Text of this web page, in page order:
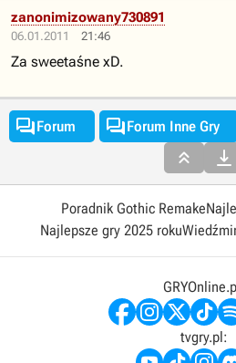
06.01.2011 21:46
zanonimizowany730891
Za sweetaśne xD.
Forum Forum Inne Gry
 
Poradnik Gothic Remake
Najlepsze gry 2025 roku
tvgry.pl: